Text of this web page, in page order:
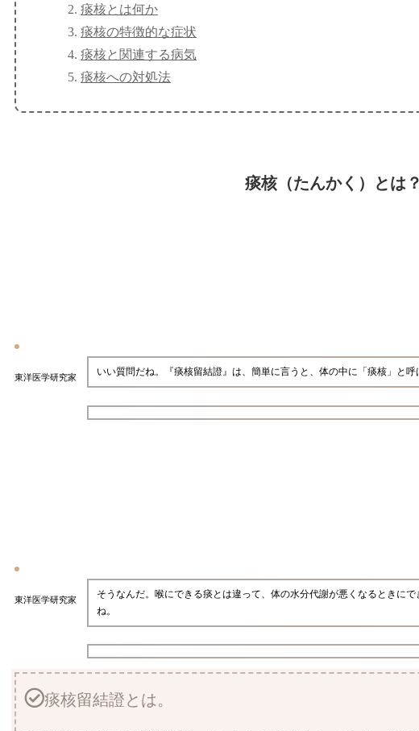
痰核とは何か
痰核の特徴的な症状
痰核と関連する病気
痰核への対処法
痰核（たんかく）とは
東洋医学研究家 いい質問だね。『痰核留結證』は、簡単に言うと、体の中に「痰核」と呼
東洋医学研究家
そうなんだ。喉にできる痰とは違って、体の水分代謝が悪くなるときに
ね。
痰核留結證とは。